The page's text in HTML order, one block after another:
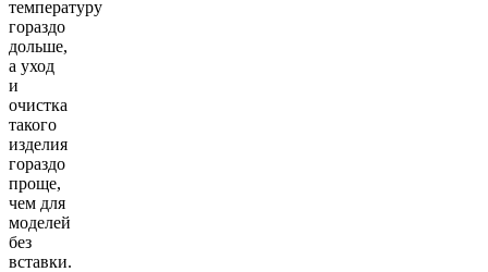
температуру
гораздо
дольше,
а уход
и
очистка
такого
изделия
гораздо
проще,
чем для
моделей
без
вставки.